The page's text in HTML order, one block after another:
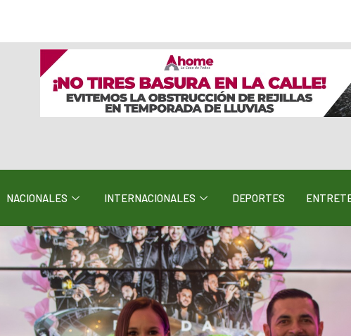
NACIONALES INTERNACIONALES DEPORTES